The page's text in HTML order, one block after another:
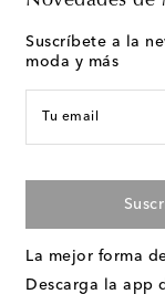
Suscríbete a la
moda y más
Tu email
La mejor forma
Descarga la app